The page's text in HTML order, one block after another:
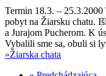
Termin 18.3. –
pobyt na Žiarsku chatu.
a Jurajom Pucherom. K
Vybalili sme sa, obuli si
»Žiarska chata